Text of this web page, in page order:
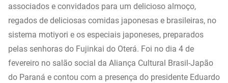
associados e convidados para um delicioso almoço,
regados de deliciosas comidas japonesas e brasileiras, no
sistema motiyori e os especiais japoneses, preparados
pelas senhoras do Fujinkai do Oterá. Foi no dia 4 de
fevereiro no salão social da Aliança Cultural Brasil-Japão
do Paraná e contou com a presença do presidente Eduardo